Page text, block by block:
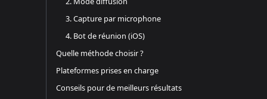
3. Capture par microphone
4. Bot de réunion (iOS)
Quelle méthode choisir ?
Plateformes prises en charge
Conseils pour de meilleurs résultats